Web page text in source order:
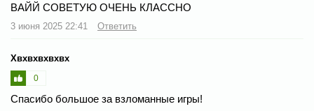
ВАЙЙ СОВЕТУЮ ОЧЕНЬ КЛАССНО
3 июня 2025 22:41 Ответить
Хвхвхвхвхвх
0
Спасибо большое за взломанные игры!